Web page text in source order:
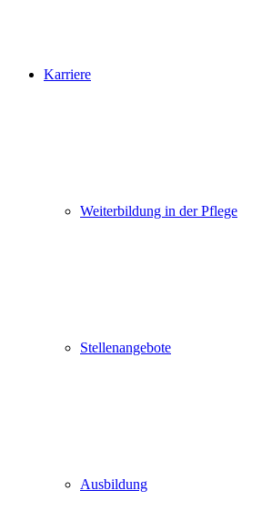
Karriere
Weiterbildung in der Pflege
Stellenangebote
Ausbildung